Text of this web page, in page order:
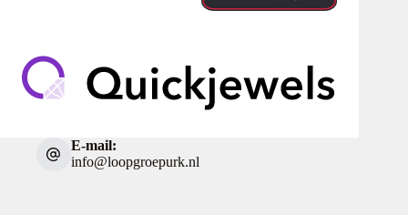
E-mail:
info@loopgroepurk.nl